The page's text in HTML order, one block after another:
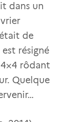
dans un
de
résigné
4×4 rôdant
Quelque